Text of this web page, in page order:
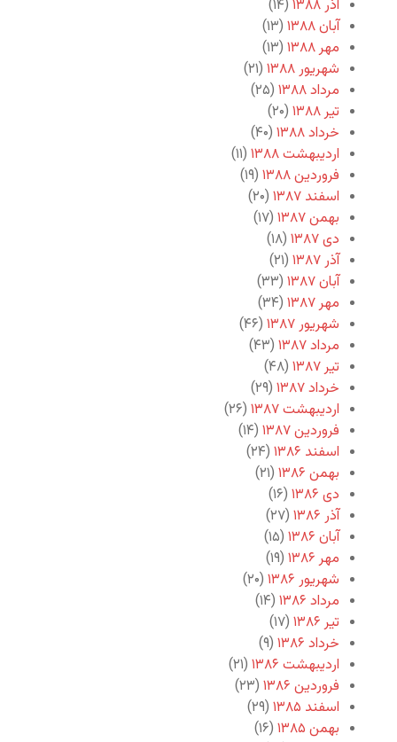
آذر ۱۳۸۸
(۱۴)
آبان ۱۳۸۸
(۱۳)
مهر ۱۳۸۸
(۱۳)
شهریور ۱۳۸۸
(۲۱)
مرداد ۱۳۸۸
(۲۵)
تیر ۱۳۸۸
(۲۰)
خرداد ۱۳۸۸
(۴۰)
اردیبهشت ۱۳۸۸
(۱۱)
فروردین ۱۳۸۸
(۱۹)
اسفند ۱۳۸۷
(۲۰)
بهمن ۱۳۸۷
(۱۷)
دی ۱۳۸۷
(۱۸)
آذر ۱۳۸۷
(۲۱)
آبان ۱۳۸۷
(۳۳)
مهر ۱۳۸۷
(۳۴)
شهریور ۱۳۸۷
(۴۶)
مرداد ۱۳۸۷
(۴۳)
تیر ۱۳۸۷
(۴۸)
خرداد ۱۳۸۷
(۲۹)
اردیبهشت ۱۳۸۷
(۲۶)
فروردین ۱۳۸۷
(۱۴)
اسفند ۱۳۸۶
(۲۴)
بهمن ۱۳۸۶
(۲۱)
دی ۱۳۸۶
(۱۶)
آذر ۱۳۸۶
(۲۷)
آبان ۱۳۸۶
(۱۵)
مهر ۱۳۸۶
(۱۹)
شهریور ۱۳۸۶
(۲۰)
مرداد ۱۳۸۶
(۱۴)
تیر ۱۳۸۶
(۱۷)
خرداد ۱۳۸۶
(۹)
اردیبهشت ۱۳۸۶
(۲۱)
فروردین ۱۳۸۶
(۲۳)
اسفند ۱۳۸۵
(۲۹)
بهمن ۱۳۸۵
(۱۶)